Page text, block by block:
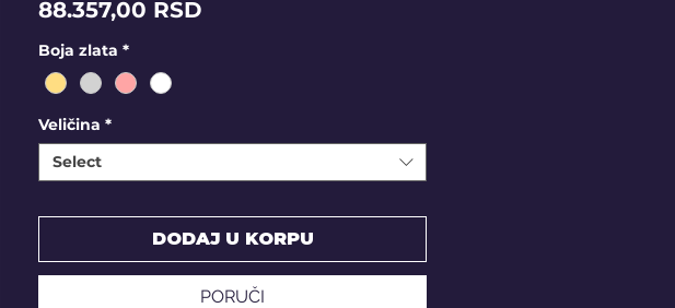
88.357,00 RSD
Boja zlata *
Veličina *
Select
DODAJ U KORPU
PORUČI